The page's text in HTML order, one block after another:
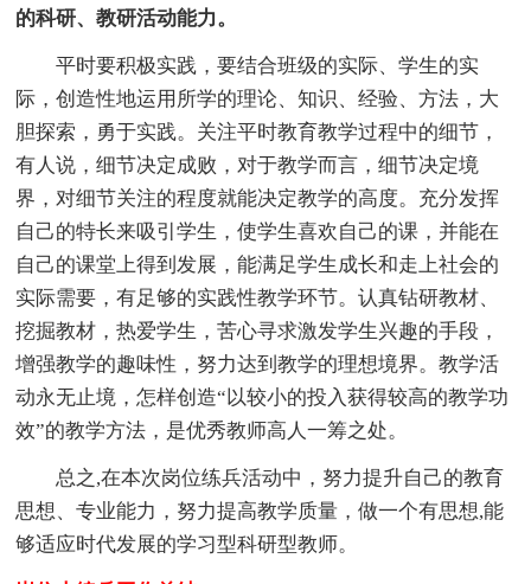
的科研、教研活动能力。
平时要积极实践，要结合班级的实际、学生的实
际，创造性地运用所学的理论、知识、经验、方法，大
胆探索，勇于实践。关注平时教育教学过程中的细节，
有人说，细节决定成败，对于教学而言，细节决定境
界，对细节关注的程度就能决定教学的高度。充分发挥
自己的特长来吸引学生，使学生喜欢自己的课，并能在
自己的课堂上得到发展，能满足学生成长和走上社会的
实际需要，有足够的实践性教学环节。认真钻研教材、
挖掘教材，热爱学生，苦心寻求激发学生兴趣的手段，
增强教学的趣味性，努力达到教学的理想境界。教学活
动永无止境，怎样创造“以较小的投入获得较高的教学功
效”的教学方法，是优秀教师高人一筹之处。
总之,在本次岗位练兵活动中，努力提升自己的教育
思想、专业能力，努力提高教学质量，做一个有思想,能
够适应时代发展的学习型科研型教师。